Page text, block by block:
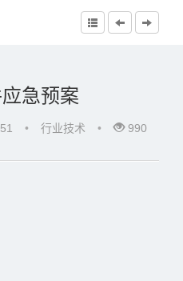
急预案
• 行业技术 • 990